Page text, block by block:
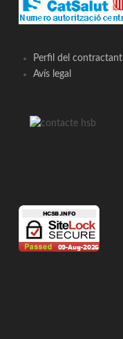
Perfil del contractant
Avís legal